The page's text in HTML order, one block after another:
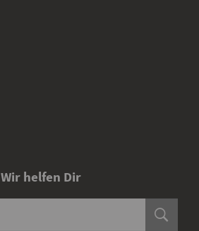
Wir helfen Dir